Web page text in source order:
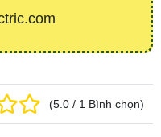
(5.0 / 1 Bình chọn)